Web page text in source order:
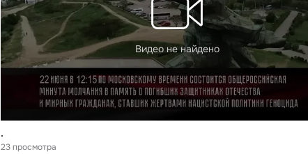
Видео не найдено
.
23 просмотра